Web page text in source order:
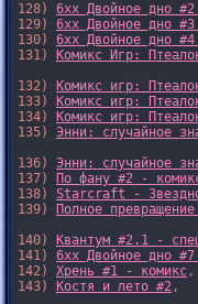
128) 6xx Двойное дно
129) 6xx Двойное дно
130) 6xx Двойное дно
131)
Комикс Игр:
132)
Комикс игр:
133)
Комикс игр:
134)
Комикс игр:
135) Энни: случайное
136) Энни: случайное
137)
По фану #2 -
138) Starcraft -
139)
Полное
140)
Квантум #2.1 -
141) 6xx Двойное дно
142) Хрень #1 - комикс,
143)
Костя и лето #2,